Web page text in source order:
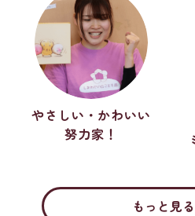
やさしい・かわいい
努力家！
もっと見る